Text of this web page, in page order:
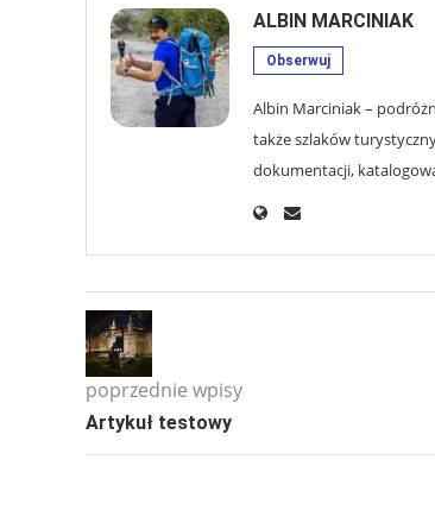
ALBIN MARCINIAK
Obserwuj
Albin Marciniak –
także szlaków
dokumentacji,
poprzednie wpisy
Artykuł testowy